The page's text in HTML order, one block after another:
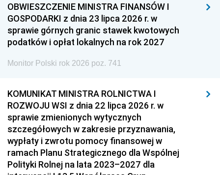
OBWIESZCZENIE MINISTRA FINANSÓW I
GOSPODARKI z dnia 23 lipca 2026 r. w
sprawie górnych granic stawek kwotowych
podatków i opłat lokalnych na rok 2027
Monitor Polski rok 2026 poz. 741
KOMUNIKAT MINISTRA ROLNICTWA I
ROZWOJU WSI z dnia 22 lipca 2026 r. w
sprawie zmienionych wytycznych
szczegółowych w zakresie przyznawania,
wypłaty i zwrotu pomocy finansowej w
ramach Planu Strategicznego dla Wspólnej
Polityki Rolnej na lata 2023–2027 dla